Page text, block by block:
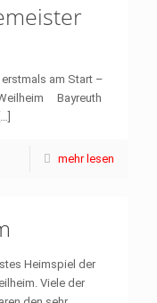
am Start –
Bayreuth
[…]
mehr lesen
Heimspiel der
Viele der